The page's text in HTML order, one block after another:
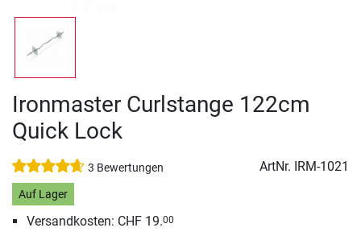
Ironmaster Curlstange 122cm
Quick Lock
3 Bewertungen ArtNr. IRM-1021
Auf Lager
Versandkosten: CHF 19.00